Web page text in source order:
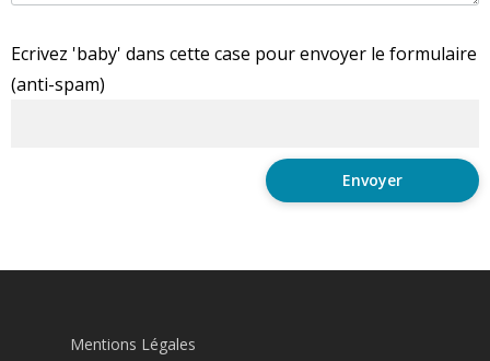
Ecrivez 'baby' dans cette case pour envoyer le formulaire
(anti-spam)
Mentions Légales